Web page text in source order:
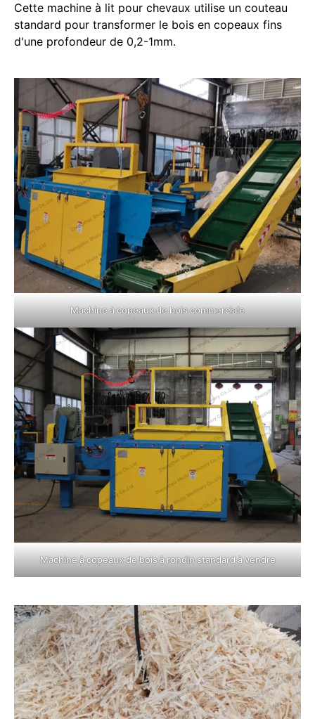
Cette machine à lit pour chevaux utilise un couteau
standard pour transformer le bois en copeaux fins
d'une profondeur de 0,2-1mm.
Machine à copeaux de bois commerciale
Machine à copeaux de bois à rondin standard à vendre